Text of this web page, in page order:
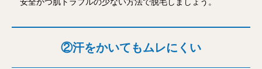
②汗をかいてもムレにくい